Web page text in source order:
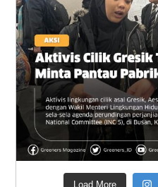
Load More